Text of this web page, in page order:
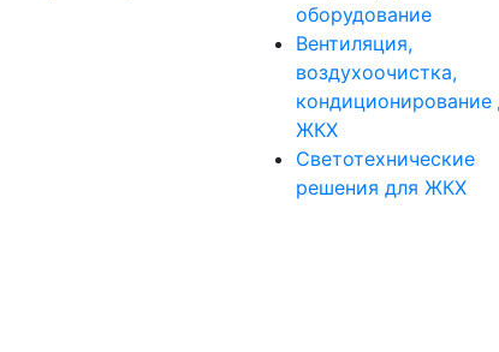
оборудование
Вентиляция,
воздухоочистка,
кондиционирование
ЖКХ
Светотехнические
решения для ЖКХ